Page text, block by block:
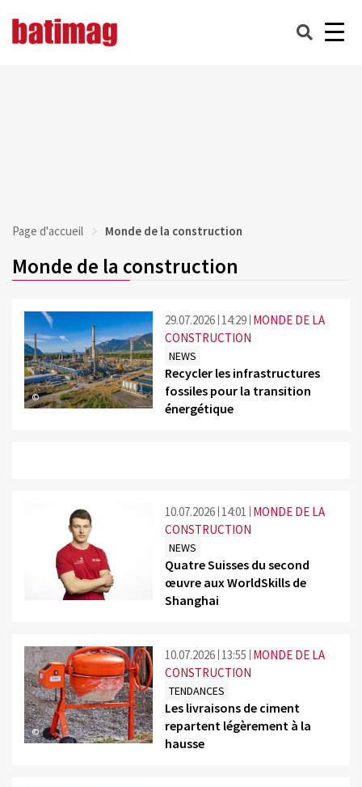
Page d'accueil Monde de la construction
Monde de la construction
©
29.07.2026 14:29 MONDE DE LA
CONSTRUCTION
NEWS
Recycler les infrastructures
fossiles pour la transition
énergétique
10.07.2026 14:01
MONDE DE LA
CONSTRUCTION
NEWS
Quatre Suisses du second
œuvre aux WorldSkills de
Shanghai
©
10.07.2026 13:55 MONDE DE LA
CONSTRUCTION
TENDANCES
Les livraisons de ciment
repartent légèrement à la
hausse